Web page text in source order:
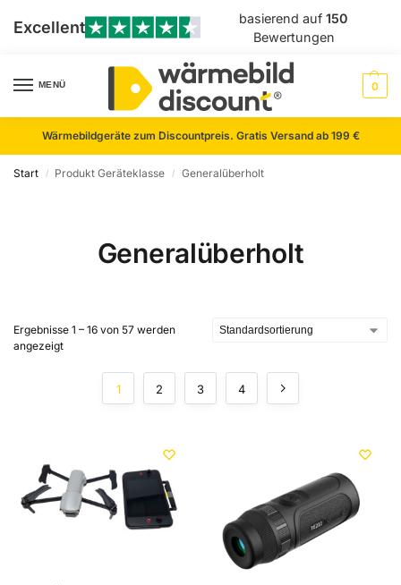
Excellent basierend auf150
Bewertungen
MENÜ 0
Wärmebildgeräte zum Discountpreis. Gratis Versand ab 199 €
Start / Produkt Geräteklasse / Generalüberholt
Generalüberholt
Ergebnisse 1 – 16 von 57 werden
angezeigt
1 2 3 4